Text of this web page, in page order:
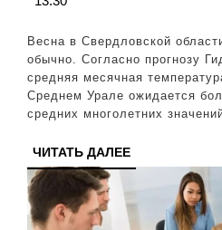
Весна в Свердловской
обычно. Согласно прогнозу
средняя месячная
Среднем Урале ожидается
средних многолетних
ЧИТАТЬ ДАЛЕЕЧИТАТЬ
ДАЛЕЕ